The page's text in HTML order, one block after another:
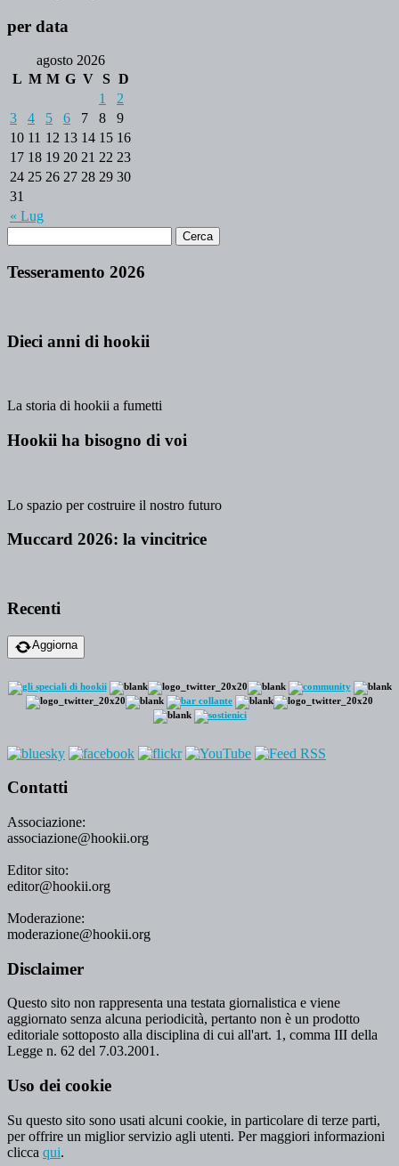
per data
agosto 2026
L M M G V S D
« Lug
1
2
3
4 5 6 7 8
9
10 11 12 13 14 15 16
17 18 19 20 21 22 23
24 25 26 27 28 29 30
31
Tesseramento 2026
Dieci anni di hookii
La storia di hookii a fumetti
Hookii ha bisogno di voi
Lo spazio per costruire il nostro futuro
Muccard 2026: la vincitrice
Recenti
Aggiorna
Contatti
Associazione:
associazione@hookii.org
Editor sito:
editor@hookii.org
Moderazione:
moderazione@hookii.org
Disclaimer
Questo sito non rappresenta una testata giornalistica e viene
aggiornato senza alcuna periodicità, pertanto non è un prodotto
editoriale sottoposto alla disciplina di cui all'art. 1, comma III della
Legge n. 62 del 7.03.2001.
Uso dei cookie
Su questo sito sono usati alcuni cookie, in particolare di terze parti,
per offrire un miglior servizio agli utenti. Per maggiori informazioni
clicca qui.